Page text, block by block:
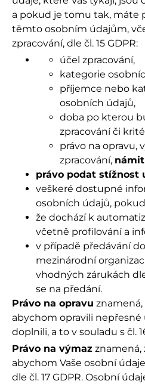
a pokud je tomu tak, máte
těmto osobním údajům,
zpracování, dle čl. 15 GDPR:
účel zpracování,
kategorie
příjemce nebo
osobních údajů,
doba po kterou
zpracování či
právo na opravu,
zpracování,
právo podat stížnost
veškeré dostupné
osobních údajů,
že dochází k
včetně profilování a
v případě předávání
mezinárodní
vhodných zárukách
se na předání.
Právo na opravu
abychom opravili nepřesné
doplnili, a to v souladu s čl.
Právo na výmaz znamená,
abychom Vaše osobní
dle čl. 17 GDPR. Osobní